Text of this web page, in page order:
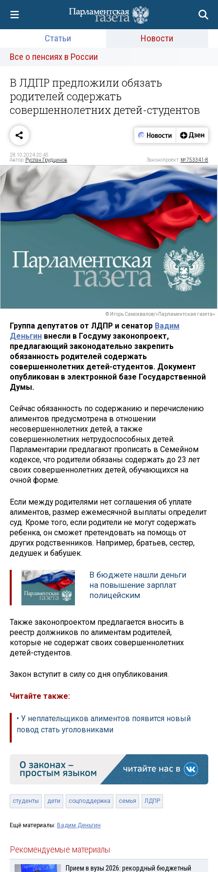
Статьи
Новости
Все о пенсиях в России
В ЛДПР предложили обязать
родителей содержать
совершеннолетних детей-студентов
28.10.2024 20:45
Автор: Руслан Грудцинов Законопроект: № 753341-8
© Игорь Самохвалов/«Парламентская газета»
Группа депутатов от ЛДПР и сенатор Вадим
Деньгин внесли в Госдуму законопроект,
предлагающий законодательно закрепить
обязанность родителей содержать
совершеннолетних детей-студентов. Документ
опубликован в электронной базе Государственной
Думы.
Сейчас обязанность по содержанию и перечислению
алиментов предусмотрена в отношении
несовершеннолетних детей, а также
совершеннолетних нетрудоспособных детей.
Парламентарии предлагают прописать в Семейном
кодексе, что родители обязаны содержать до 23 лет
своих совершеннолетних детей, обучающихся на
очной форме.
Если между родителями нет соглашения об уплате
алиментов, размер ежемесячной выплаты определит
суд. Кроме того, если родители не могут содержать
ребенка, он сможет претендовать на помощь от
других родственников. Например, братьев, сестер,
дедушек и бабушек.
В бюджете нашли деньги
на повышение зарплат
полицейским
Также законопроектом предлагается вносить в
реестр должников по алиментам родителей,
которые не содержат своих совершеннолетних
детей-студентов.
Закон вступит в силу со дня опубликования.
Читайте также:
• У неплательщиков алиментов появится новый
повод стать уголовниками
студенты дети соцподдержка семья ЛДПР
Ещё материалы: Вадим Деньгин
Рекомендуемые материалы
Прием в вузы 2026: рекордный бюджетный